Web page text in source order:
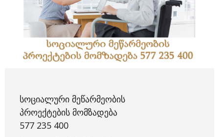
ᲡᲝᲪᲘᲐᲚᲣᲠᲘ ᲛᲔᲬᲐᲠᲛᲔᲝᲑᲘᲡ
ᲞᲠᲝᲔᲥᲢᲔᲑᲘᲡ ᲛᲝᲛᲖᲐᲓᲔᲑᲐ
577 235 400